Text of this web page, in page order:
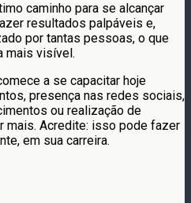
caminho para se alcançar
resultados palpáveis e,
por tantas pessoas, o que
mais visível.
a se capacitar hoje
presença nas redes sociais,
ou realização de
mais. Acredite: isso pode fazer
em sua carreira.